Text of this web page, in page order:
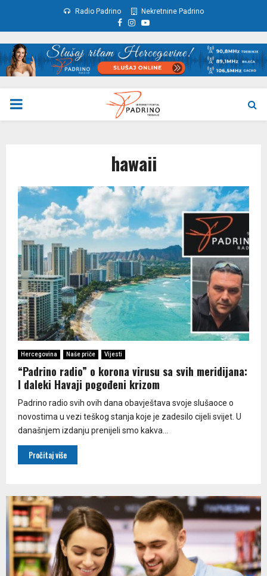
Radio Padrino Nekretnine Padrino
Facebook
Instagram
Youtube
PRIMARY
hawaii
Hercegovina Naše priče Vijesti
“Padrino radio” o korona virusu sa svih meridijana:
I daleki Havaji pogođeni krizom
Padrino radio svih ovih dana obavještava svoje slušaoce o
novostima u vezi teškog stanja koje je zadesilo cijeli svijet. U
današnjem izdanju prenijeli smo kakva...
Pročitaj više